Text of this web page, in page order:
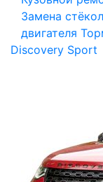
Замена стёкол
двигателя
Discovery Sport